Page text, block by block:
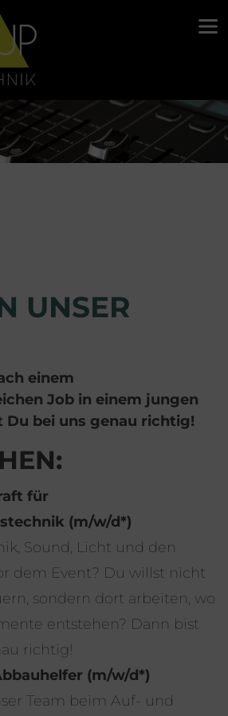
UNSER
einem
Job in einem jungen
Du bei uns genau richtig!
für
(m/w/d*)
Sound, Licht und den
dem Event? Du willst nicht
sondern dort arbeiten, wo
entstehen? Dann bist
richtig!
(m/w/d*)
Team beim Auf- und